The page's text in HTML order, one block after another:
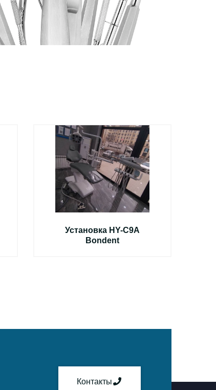
Установка HY-C9A
Bondent
Контакты